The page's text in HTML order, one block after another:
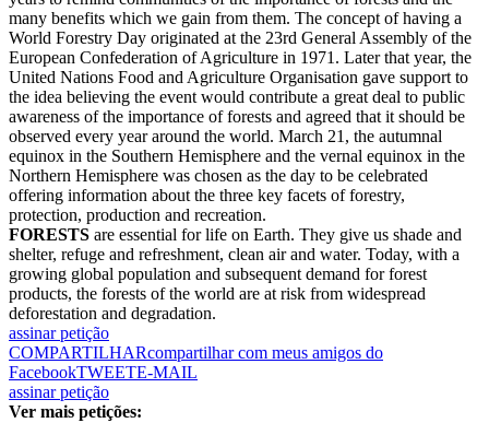
many benefits which we gain from them. The concept of having a
World Forestry Day originated at the 23rd General Assembly of the
European Confederation of Agriculture in 1971. Later that year, the
United Nations Food and Agriculture Organisation gave support to
the idea believing the event would contribute a great deal to public
awareness of the importance of forests and agreed that it should be
observed every year around the world. March 21, the autumnal
equinox in the Southern Hemisphere and the vernal equinox in the
Northern Hemisphere was chosen as the day to be celebrated
offering information about the three key facets of forestry,
protection, production and recreation.
FORESTS are essential for life on Earth. They give us shade and
shelter, refuge and refreshment, clean air and water. Today, with a
growing global population and subsequent demand for forest
products, the forests of the world are at risk from widespread
deforestation and degradation.
assinar petição
COMPARTILHARcompartilhar com meus amigos do
FacebookTWEETE-MAIL
assinar petição
Ver mais petições: